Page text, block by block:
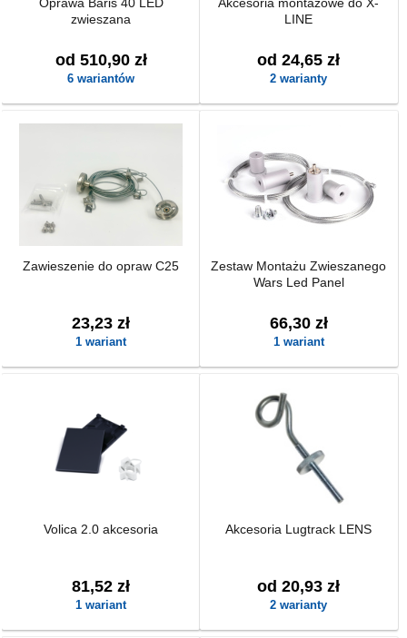
zwieszana
od 510,90 zł
6 wariantów
LINE
od 24,65 zł
2 warianty
Zawieszenie do opraw C25
23,23 zł
1 wariant
Zestaw Montażu Zwieszanego
Wars Led Panel
66,30 zł
1 wariant
Volica 2.0 akcesoria
81,52 zł
1 wariant
Akcesoria Lugtrack LENS
od 20,93 zł
2 warianty